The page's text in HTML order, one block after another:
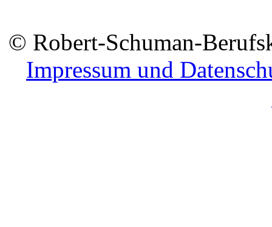
© Robert-Schuman-
Impressum und